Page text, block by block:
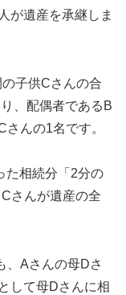
が遺産を承継しま
子供Cさんの合
、配偶者であるB
んの1名です。
た相続分「2分の
さんが遺産の全
、Aさんの母Dさ
して母Dさんに相